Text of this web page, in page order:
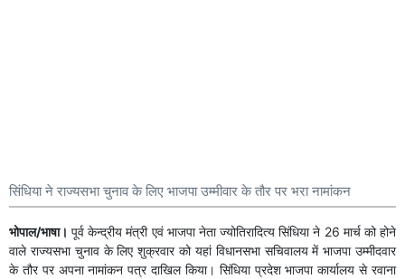
सिंधिया ने राज्यसभा चुनाव के लिए भाजपा उम्मीवार के तौर पर भरा नामांकन
भोपाल/भाषा। पूर्व केन्द्रीय मंत्री एवं भाजपा नेता ज्योतिरादित्य सिंधिया ने 26 मार्च को होने
वाले राज्यसभा चुनाव के लिए शुक्रवार को यहां विधानसभा सचिवालय में भाजपा उम्मीदवार
के तौर पर अपना नामांकन पत्र दाखिल किया। सिंधिया प्रदेश भाजपा कार्यालय से रवाना